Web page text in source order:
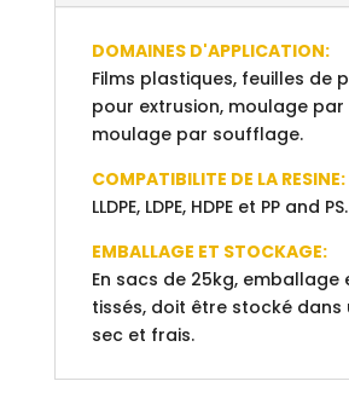
DOMAINES D'APPLICATION:
Films plastiques, feuilles de
pour extrusion, moulage par
moulage par soufflage.
COMPATIBILITE DE LA RESINE:
LLDPE, LDPE, HDPE et PP and PS.
EMBALLAGE ET STOCKAGE:
En sacs de 25kg, emballage
tissés, doit être stocké dans
sec et frais.